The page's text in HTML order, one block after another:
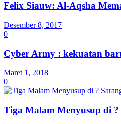
Felix Siauw: Al-Aqsha
Desember 8, 2017
0
Cyber Army : kekuatan
Maret 1, 2018
0
Tiga Malam Menyusup di ?